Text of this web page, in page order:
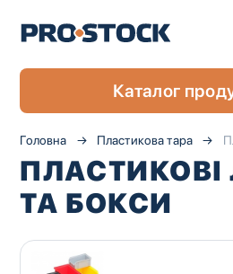
Головна Пластикова тара
ПЛАСТИКОВІ
ТА БОКСИ
Каталог